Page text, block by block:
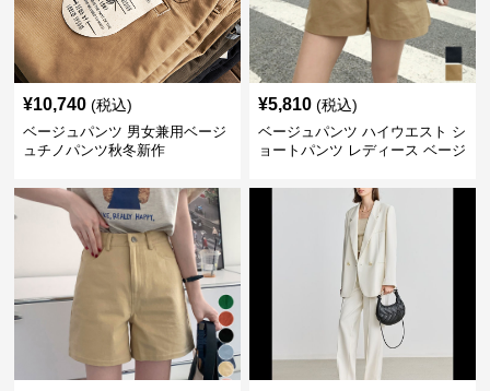
¥10,740 (税込)
ベージュパンツ 男女兼用ベージ
ュチノパンツ秋冬新作
¥5,810 (税込)
ベージュパンツ ハイウエスト シ
ョートパンツ レディース ベージ